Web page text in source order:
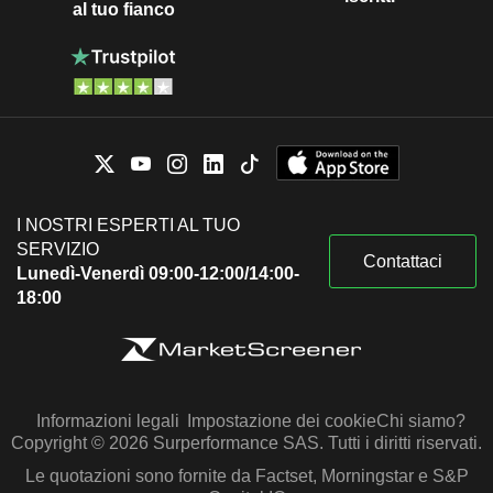
al tuo fianco
I NOSTRI ESPERTI AL TUO
SERVIZIO
Lunedì-Venerdì 09:00-12:00/14:00-
18:00
Contattaci
Informazioni legali Impostazione dei cookieChi siamo?
Copyright © 2026 Surperformance SAS. Tutti i diritti riservati.
Le quotazioni sono fornite da Factset, Morningstar e S&P